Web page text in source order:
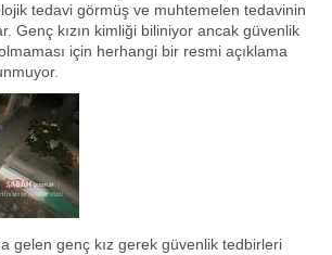
tedavi görmüş ve muhtemelen tedavinin
Genç kızın kimliği biliniyor ancak güvenlik
için herhangi bir resmi açıklama
gelen genç kız gerek güvenlik tedbirleri